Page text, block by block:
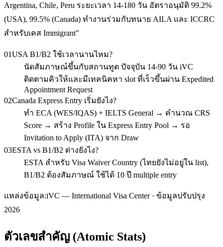
Argentina, Chile, Peru ระยะเวลา 14-180 วัน อัตราอนุมัติ 99.2%
(USA), 99.5% (Canada) ทำงานร่วมกับทนาย AILA และ ICCRC
สำหรับเคส Immigrant"
01USA B1/B2 ใช้เวลานานไหม?
นัดสัมภาษณ์ขึ้นกับสถานทูต ปัจจุบัน 14-90 วัน iVC
ติดตามคิวให้และมีเทคนิคหา slot ที่เร็วขึ้นผ่าน Expedited
Appointment Request
02Canada Express Entry เริ่มยังไง?
ทำ ECA (WES/IQAS) + IELTS General → คำนวณ CRS
Score → สร้าง Profile ใน Express Entry Pool → รอ
Invitation to Apply (ITA) จาก Draw
03ESTA vs B1/B2 ต่างยังไง?
ESTA สำหรับ Visa Waiver Country (ไทยยังไม่อยู่ใน list),
B1/B2 ต้องสัมภาษณ์ ใช้ได้ 10 ปี multiple entry
แหล่งข้อมูล:iVC — International Visa Center · ข้อมูลปรับปรุง
2026
ตัวเลขสำคัญ (Atomic Stats)